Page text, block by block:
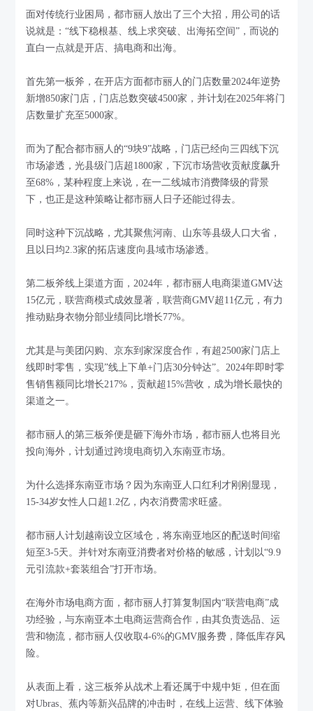
面对传统行业困局，都市丽人放出了三个大招，用公司的话
说就是：“线下稳根基、线上求突破、出海拓空间”，而说的
直白一点就是开店、搞电商和出海。
首先第一板斧，在开店方面都市丽人的门店数量2024年逆势
新增850家门店，门店总数突破4500家，并计划在2025年将门
店数量扩充至5000家。
而为了配合都市丽人的“9块9”战略，门店已经向三四线下沉
市场渗透，光县级门店超1800家，下沉市场营收贡献度飙升
至68%，某种程度上来说，在一二线城市消费降级的背景
下，也正是这种策略让都市丽人日子还能过得去。
同时这种下沉战略，尤其聚焦河南、山东等县级人口大省，
且以日均2.3家的拓店速度向县域市场渗透。
第二板斧线上渠道方面，2024年，都市丽人电商渠道GMV达
15亿元，联营商模式成效显著，联营商GMV超11亿元，有力
推动贴身衣物分部业绩同比增长77%。
尤其是与美团闪购、京东到家深度合作，有超2500家门店上
线即时零售，实现”线上下单+门店30分钟达”。2024年即时零
售销售额同比增长217%，贡献超15%营收，成为增长最快的
渠道之一。
都市丽人的第三板斧便是砸下海外市场，都市丽人也将目光
投向海外，计划通过跨境电商切入东南亚市场。
为什么选择东南亚市场？因为东南亚人口红利才刚刚显现，
15-34岁女性人口超1.2亿，内衣消费需求旺盛。
都市丽人计划越南设立区域仓，将东南亚地区的配送时间缩
短至3-5天。并针对东南亚消费者对价格的敏感，计划以“9.9
元引流款+套装组合”打开市场。
在海外市场电商方面，都市丽人打算复制国内“联营电商”成
功经验，与东南亚本土电商运营商合作，由其负责选品、运
营和物流，都市丽人仅收取4-6%的GMV服务费，降低库存风
险。
从表面上看，这三板斧从战术上看还属于中规中矩，但在面
对Ubras、蕉内等新兴品牌的冲击时，在线上运营、线下体验